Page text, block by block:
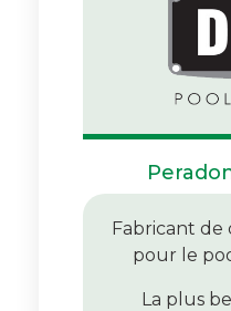
Fabricant de
pour le
La plus